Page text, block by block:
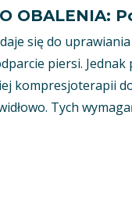
OBALENIA:
się do
piersi.
kompresjoterapii
Tych